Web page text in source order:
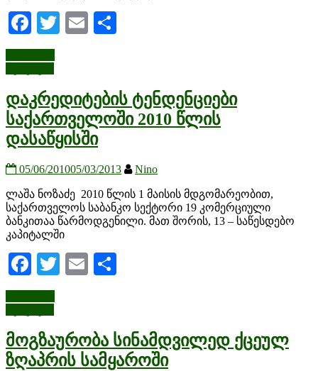
Facebook
TwitterEmail
დაკრედიტების ტენდენციები
საქართველოში 2010 წლის
დასაწყისში
05/06/201005/03/2013 Nino
ლაშა ნოზაძე 2010 წლის 1 მაისის მდგომარეობით,
საქართველოს საბანკო სექტორი 19 კომერციული
ბანკითაა წარმოდგენილი. მათ შორის, 13 – საწესდებო
კაპიტალში
Facebook
TwitterEmail
მოგზაურობა სინამდვილედ ქცეულ
ზღაპრის სამყაროში